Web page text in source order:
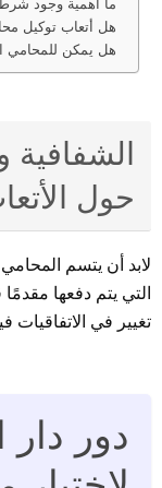
ما أهمية وجود شرط
هل أتعاب توكيل
هل يمكن للمحامي
حول
لابد أن يتسم
التي يتم دفعها
تغيير في الاتفاقيات
دور دار